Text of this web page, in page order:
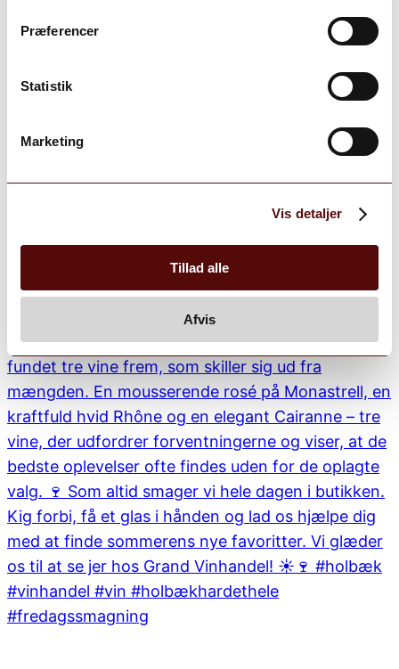
Præferencer
Statistik
Marketing
Vis detaljer
Tillad alle
Afvis